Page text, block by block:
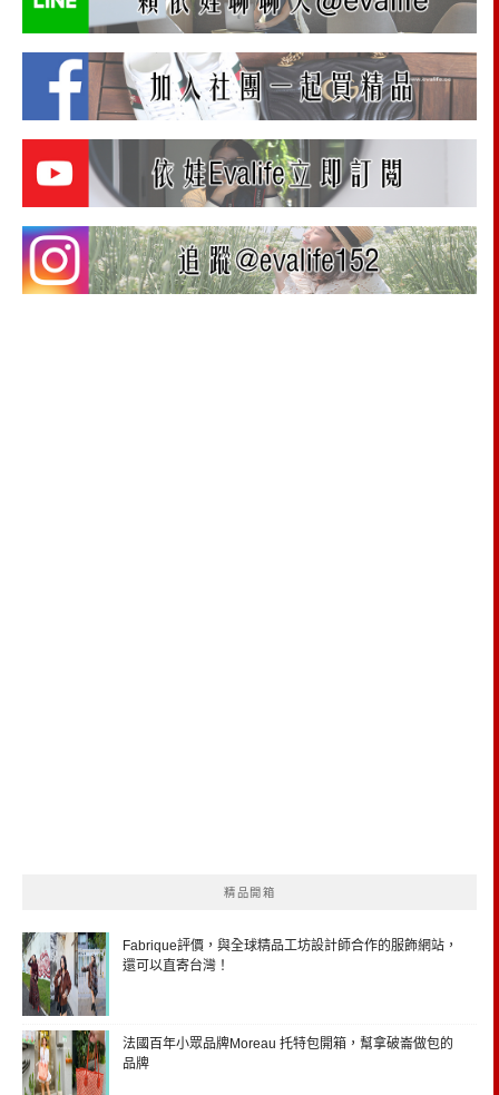
精品開箱
Fabrique評價，與全球精品工坊設計師合作的服飾網站，
還可以直寄台灣！
法國百年小眾品牌Moreau 托特包開箱，幫拿破崙做包的
品牌